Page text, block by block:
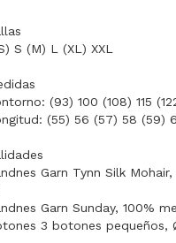
S (M) L (XL) XXL
(93) 100 (108) 115
(55) 56 (57) 58 (59)
Garn Tynn Silk
Garn Sunday, 100%
3 botones pequeños,